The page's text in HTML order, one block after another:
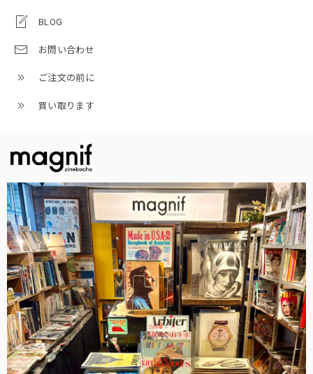
BLOG
お問い合わせ
ご注文の前に
買い取ります